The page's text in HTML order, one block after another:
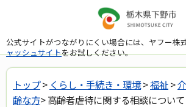
公式サイトがつながりにくい場合には、ヤフー株
ャッシュサイトをお試しください。
トップ> くらし・手続き・環境>福祉>
齢な方> 高齢者虐待に関する相談について